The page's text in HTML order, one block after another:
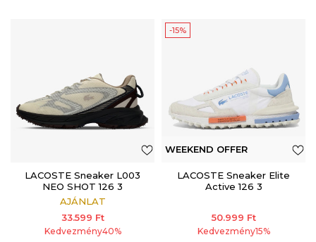
LACOSTE Sneaker L003
NEO SHOT 126 3
AJÁNLAT
33.599 Ft
Kedvezmény40%
-15%
WEEKEND OFFER
LACOSTE Sneaker Elite
Active 126 3
50.999 Ft
Kedvezmény15%